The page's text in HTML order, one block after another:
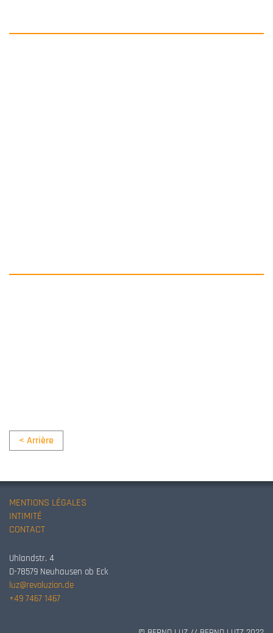
< Arrière
MENTIONS LÉGALES
INTIMITÉ
CONTACT
Uhlandstr. 4
D-78579 Neuhausen ob Eck
luz@revoluzion.de
+49 7467 1467